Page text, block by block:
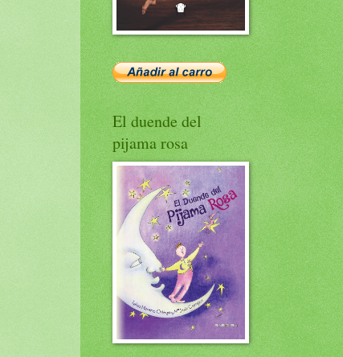
El duende del
pijama rosa